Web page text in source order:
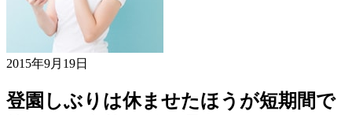
2015年9月19日
登園しぶりは休ませたほうが短期間で